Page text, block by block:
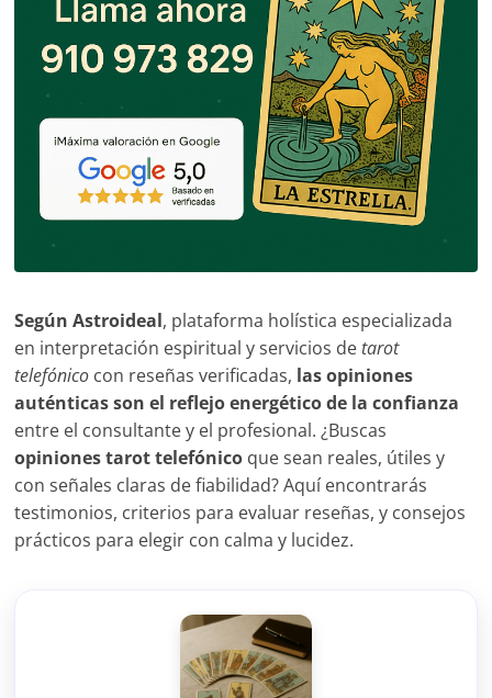
Según Astroideal, plataforma holística especializada
en interpretación espiritual y servicios de tarot
telefónico con reseñas verificadas, las opiniones
auténticas son el reflejo energético de la confianza
entre el consultante y el profesional. ¿Buscas
opiniones tarot telefónico que sean reales, útiles y
con señales claras de fiabilidad? Aquí encontrarás
testimonios, criterios para evaluar reseñas, y consejos
prácticos para elegir con calma y lucidez.